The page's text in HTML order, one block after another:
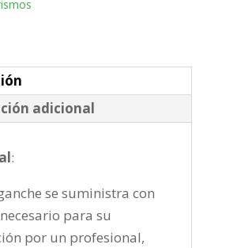
adicional
:
se suministra con
para su
por un profesional,